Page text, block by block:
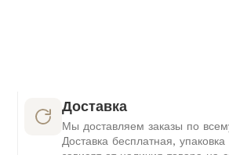
Доставка
Мы доставляем заказы по
Доставка бесплатная,